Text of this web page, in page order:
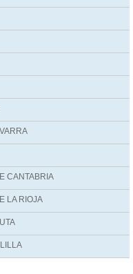
CANTABRIA
LA RIOJA